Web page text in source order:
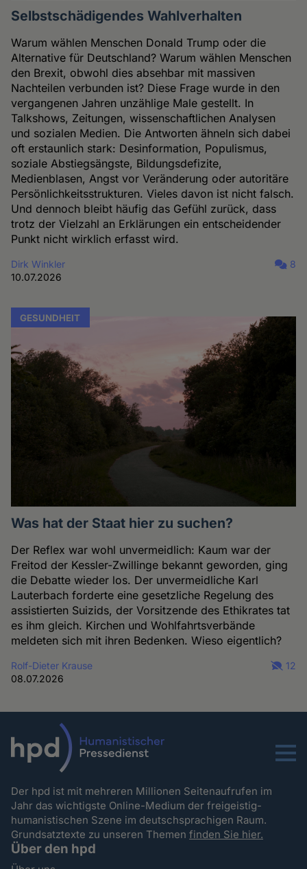
Selbstschädigendes Wahlverhalten
Warum wählen Menschen Donald Trump oder die
Alternative für Deutschland? Warum wählen Menschen
den Brexit, obwohl dies absehbar mit massiven
Nachteilen verbunden ist? Diese Frage wurde in den
vergangenen Jahren unzählige Male gestellt. In
Talkshows, Zeitungen, wissenschaftlichen Analysen
und sozialen Medien. Die Antworten ähneln sich dabei
oft erstaunlich stark: Desinformation, Populismus,
soziale Abstiegsängste, Bildungsdefizite,
Medienblasen, Angst vor Veränderung oder autoritäre
Persönlichkeitsstrukturen. Vieles davon ist nicht falsch.
Und dennoch bleibt häufig das Gefühl zurück, dass
trotz der Vielzahl an Erklärungen ein entscheidender
Punkt nicht wirklich erfasst wird.
Dirk Winkler
10.07.2026
8
GESUNDHEIT
Was hat der Staat hier zu suchen?
Der Reflex war wohl unvermeidlich: Kaum war der
Freitod der Kessler-Zwillinge bekannt geworden, ging
die Debatte wieder los. Der unvermeidliche Karl
Lauterbach forderte eine gesetzliche Regelung des
assistierten Suizids, der Vorsitzende des Ethikrates tat
es ihm gleich. Kirchen und Wohlfahrtsverbände
meldeten sich mit ihren Bedenken. Wieso eigentlich?
Rolf-Dieter Krause
08.07.2026
12
Menu
Der hpd ist mit mehreren Millionen Seitenaufrufen im
Jahr das wichtigste Online-Medium der freigeistig-
humanistischen Szene im deutschsprachigen Raum.
Grundsatztexte zu unseren Themenfinden Sie hier.
Über den hpd